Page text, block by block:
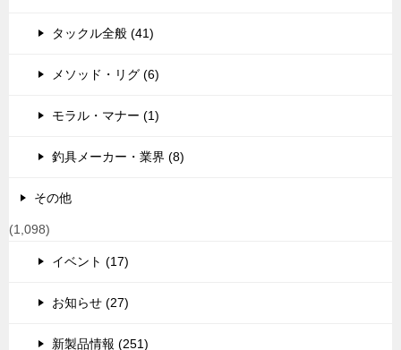
タックル全般 (41)
メソッド・リグ (6)
モラル・マナー (1)
釣具メーカー・業界 (8)
その他
(1,098)
イベント (17)
お知らせ (27)
新製品情報 (251)